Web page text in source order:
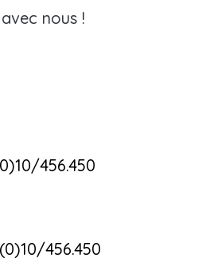
nous !
456.450
456.450